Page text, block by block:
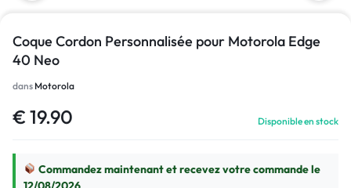
Coque Cordon Personnalisée pour Motorola Edge
40 Neo
dans Motorola
€ 19.90 Disponible en stock
Commandez maintenant et recevez votre commande le